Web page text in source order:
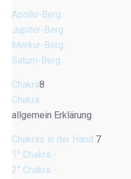
Apollo-Berg
Jupiter-Berg
Merkur-Berg
Saturn-Berg
Chakra8
Chakra
allgemein Erklärung
Chakras in der Hand 7
1° Chakra -
2° Chakra -